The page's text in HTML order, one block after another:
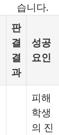
습니다.
판
결
결
과
성공
요인
피해
학생
의 진